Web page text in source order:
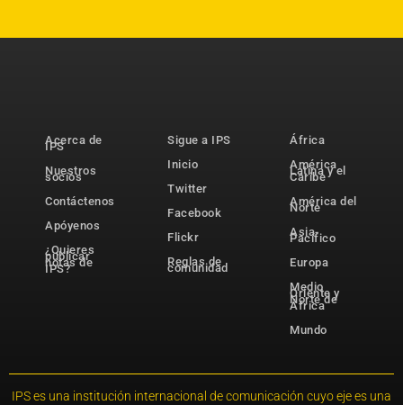
Acerca de
IPS
Nuestros
socios
Contáctenos
Apóyenos
¿Quieres
publicar
notas de
IPS?
Sigue a IPS
Inicio
Twitter
Facebook
Flickr
Reglas de
comunidad
África
América
Latina y el
Caribe
América del
Norte
Asia-
Pacífico
Europa
Medio
Oriente y
Norte de
África
Mundo
IPS es una institución internacional de comunicación cuyo eje es una